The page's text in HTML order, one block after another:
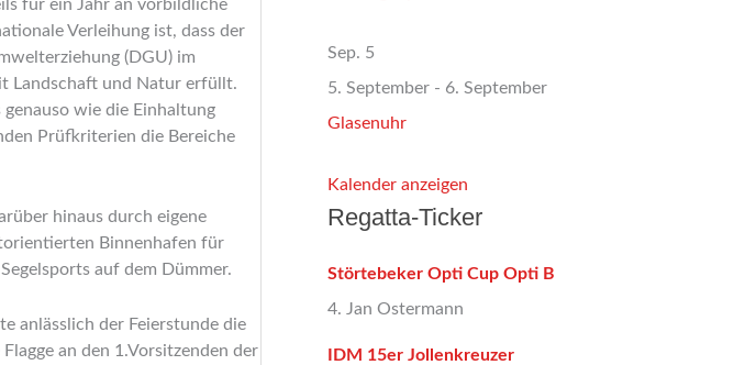
für ein Jahr an vorbildliche
Verleihung ist, dass der
(DGU) im
Landschaft und Natur erfüllt.
wie die Einhaltung
Prüfkriterien die Bereiche
hinaus durch eigene
Binnenhafen für
auf dem Dümmer.
anlässlich der Feierstunde die
an den 1.Vorsitzenden der
Sep. 5
5. September - 6. September
Glasenuhr
Kalender anzeigen
Regatta-Ticker
Störtebeker Opti Cup Opti B
4. Jan Ostermann
IDM 15er Jollenkreuzer